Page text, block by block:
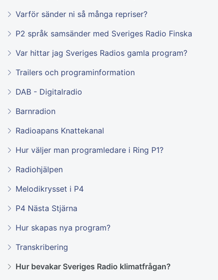
Varför sänder ni så många repriser?
P2 språk samsänder med Sveriges Radio Finska
Var hittar jag Sveriges Radios gamla program?
Trailers och programinformation
DAB - Digitalradio
Barnradion
Radioapans Knattekanal
Hur väljer man programledare i Ring P1?
Radiohjälpen
Melodikrysset i P4
P4 Nästa Stjärna
Hur skapas nya program?
Transkribering
Hur bevakar Sveriges Radio klimatfrågan?